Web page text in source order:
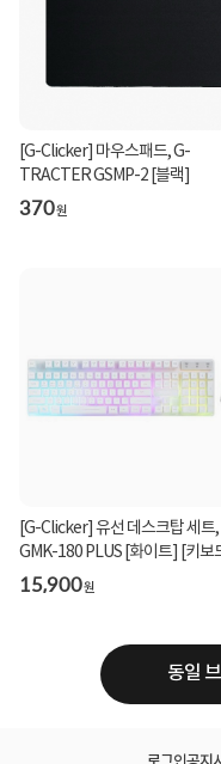
[G-Clicker] 마우스패드, G-
TRACTER GSMP-2 [블랙]
370원
[G-Clicker] 유선 데스크탑 세트,
GMK-180 PLUS [화이트] [키보
USB/마우스USB]
15,900원
동일